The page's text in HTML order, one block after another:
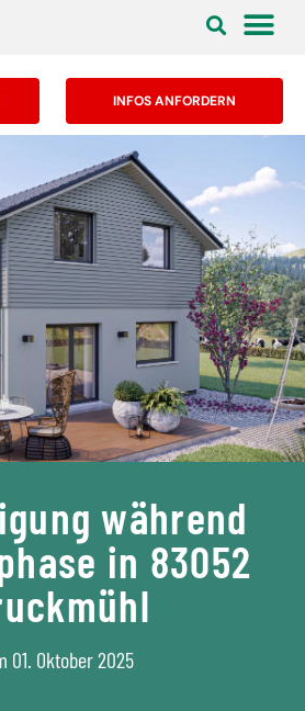
INFOS ANFORDERN
während
in 83052
01. Oktober 2025